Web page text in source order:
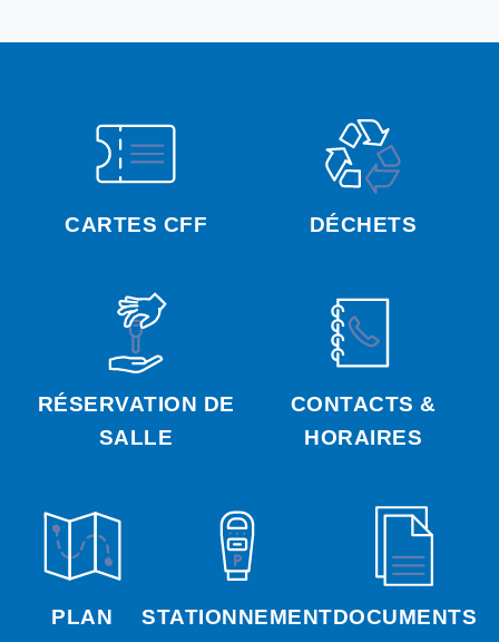
CARTES CFF DÉCHETS
RÉSERVATION DE
SALLE
CONTACTS &
HORAIRES
PLAN STATIONNEMENTDOCUMENTS